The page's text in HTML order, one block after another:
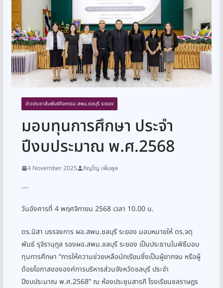
ข่าวประชาสัมพันธ์กิจกรรม สพม.ชลบุรี ระยอง
มอบทุนการศึกษา ประจำ
ปีงบประมาณ พ.ศ.2568
4 November 2025 ภิญโญ เพิ่มพูล
….
วันอังคารที่ 4 พฤศจิกายน 2568 เวลา 10.00 น.
ดร.นิสา บรรจงการ ผอ.สพม.ชลบุรี ระยอง มอบหมายให้ ดร.จตุ
พันธ์ รุจิรานุกูล รองผอ.สพม.ชลบุรี ระยอง เป็นประธานในพิธีมอบ
ทุนการศึกษา “การให้ความช่วยเหลือนักเรียนซึ่งเป็นผู้ยากจน หรือผู้
ด้อยโอกาสขององค์การบริหารส่วนจังหวัดชลบุรี ประจำ
ปีงบประมาณ พ.ศ.2568” ณ ห้องประชุมสารภี โรงเรียนชลราษฎร